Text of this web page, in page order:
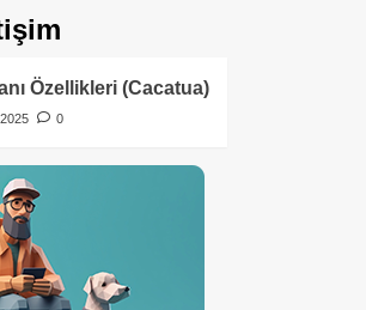
Özellikleri (Cacatua)
0